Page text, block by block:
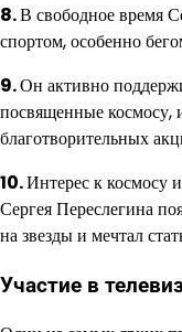
8.В свободное время
спортом, особенно
9.Он активно
посвященные космосу,
благотворительных
10.Интерес к космосу
Сергея Переслегина
на звезды и мечтал
Участие в